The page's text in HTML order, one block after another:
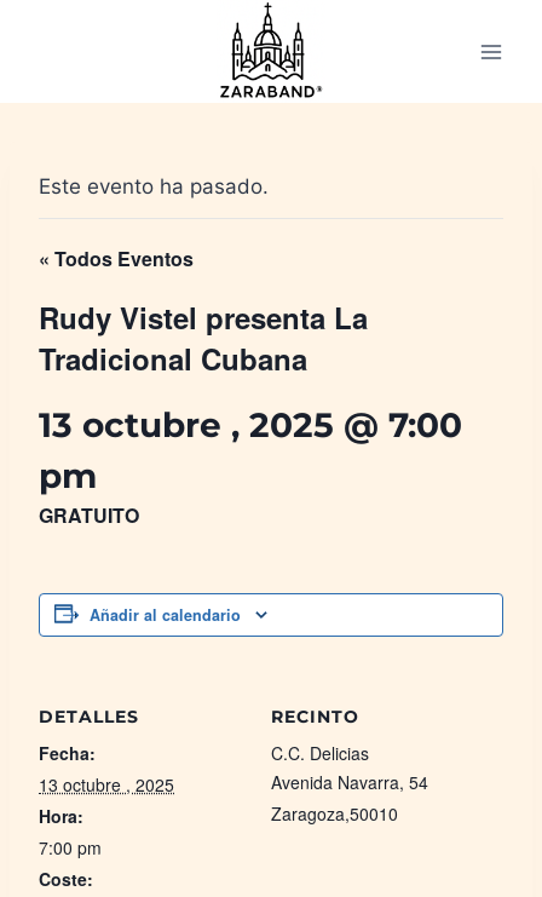
Este evento ha pasado.
« Todos Eventos
Rudy Vistel presenta La
Tradicional Cubana
13 octubre , 2025 @ 7:00
pm
GRATUITO
Añadir al calendario
DETALLES
Fecha:
13 octubre , 2025
Hora:
7:00 pm
Coste:
RECINTO
C.C. Delicias
Avenida Navarra, 54
Zaragoza,50010